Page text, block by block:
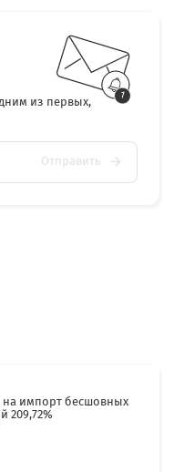
из первых,
Отправить
импорт бесшовных
209,72%